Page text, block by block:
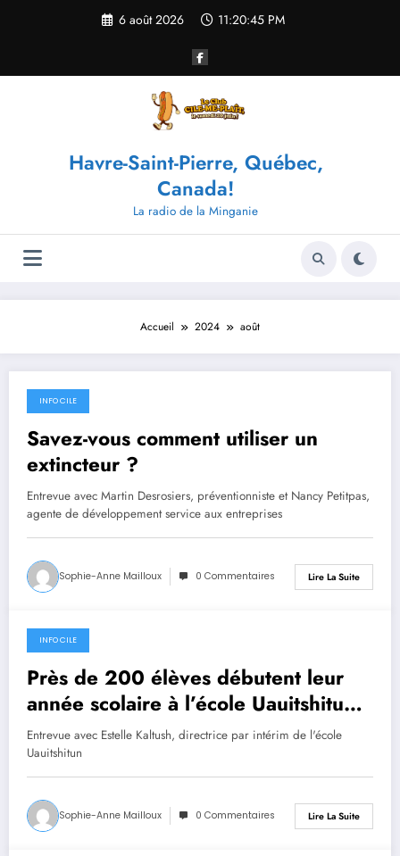
6 août 2026 11:20:45 PM
Havre-Saint-Pierre, Québec,
Canada!
La radio de la Minganie
Accueil 2024 août
30 août 2024
INFO CILE
Savez-vous comment utiliser un
extincteur ?
Entrevue avec Martin Desrosiers, préventionniste et Nancy Petitpas,
agente de développement service aux entreprises
Sophie-Anne Mailloux 0 Commentaires Lire La Suite
29 août 2024
INFO CILE
Près de 200 élèves débutent leur
année scolaire à l’école Uauitshitun
de Nutashkuan
Entrevue avec Estelle Kaltush, directrice par intérim de l'école
Uauitshitun
Sophie-Anne Mailloux 0 Commentaires Lire La Suite